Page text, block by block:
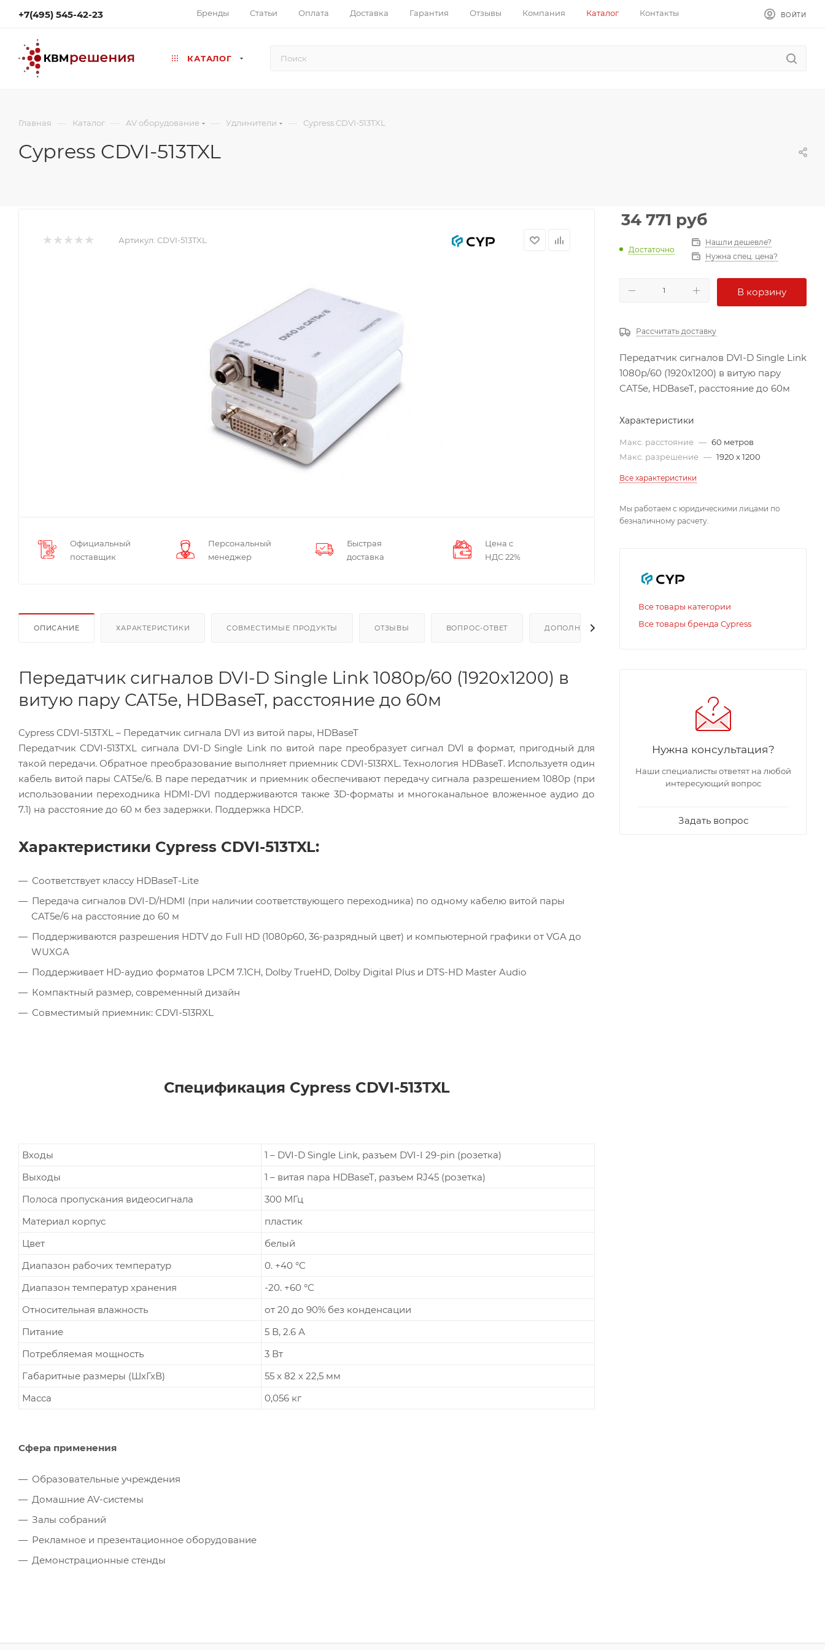
+7(495) 545-42-23 Бренды Статьи Оплата Доставка Гарантия Отзывы Компания Каталог Контакты ВОЙТИ
КАТАЛОГ
Главная — Каталог — AV оборудование — Удлинители — Cypress CDVI-513TXL
Cypress CDVI-513TXL
Артикул: CDVI-513TXL
Официальный
поставщик
Персональный
менеджер
Быстрая
доставка
Цена с
НДС 22%
ОПИСАНИЕ ХАРАКТЕРИСТИКИ СОВМЕСТИМЫЕ ПРОДУКТЫ ОТЗЫВЫ ВОПРОС-ОТВЕТ ДОПОЛНИТЕЛЬНО
Передатчик сигналов DVI-D Single Link 1080p/60 (1920х1200) в
витую пару CAT5e, HDBaseT, расстояние до 60м
Cypress CDVI-513TXL – Передатчик сигнала DVI из витой пары, HDBaseT
Передатчик CDVI-513TXL сигнала DVI-D Single Link по витой паре преобразует сигнал DVI в формат, пригодный для
такой передачи. Обратное преобразование выполняет приемник CDVI-513RXL. Технология HDBaseT. Используетя один
кабель витой пары CAT5e/6. В паре передатчик и приемник обеспечивают передачу сигнала разрешением 1080p (при
использовании переходника HDMI-DVI поддерживаются также 3D-форматы и многоканальное вложенное аудио до
7.1) на расстояние до 60 м без задержки. Поддержка HDCP.
Характеристики Cypress CDVI-513TXL:
Соответствует классу HDBaseT-Lite
Передача сигналов DVI-D/HDMI (при наличии соответствующего переходника) по одному кабелю витой пары
CAT5e/6 на расстояние до 60 м
Поддерживаются разрешения HDTV до Full HD (1080p60, 36-разрядный цвет) и компьютерной графики от VGA до
WUXGA
Поддерживает HD-аудио форматов LPCM 7.1CH, Dolby TrueHD, Dolby Digital Plus и DTS-HD Master Audio
Компактный размер, современный дизайн
Совместимый приемник: CDVI-513RXL
Спецификация Cypress CDVI-513TXL
Входы
1 – DVI-D Single Link, разъем DVI-I 29-pin (розетка)
Выходы
1 – витая пара HDBaseT, разъем RJ45 (розетка)
Полоса пропускания видеосигнала
300 МГц
Материал корпус
пластик
Цвет
белый
Диапазон рабочих температур
0. +40 °С
Диапазон температур хранения
-20. +60 °С
Относительная влажность
от 20 до 90% без конденсации
Питание
5 В, 2.6 А
Потребляемая мощность
3 Вт
Габаритные размеры (ШхГхВ)
55 х 82 x 22,5 мм
Масса
0,056 кг
Сфера применения
Образовательные учреждения
Домашние AV-системы
Залы собраний
Рекламное и презентационное оборудование
Демонстрационные стенды
34 771 руб
Достаточно
Нашли дешевле?
Нужна спец. цена?
В корзину
Рассчитать доставку
Передатчик сигналов DVI-D Single Link
1080p/60 (1920х1200) в витую пару
CAT5e, HDBaseT, расстояние до 60м
Характеристики
Макс. расстояние — 60 метров
Макс. разрешение — 1920 x 1200
Все характеристики
Мы работаем с юридическими лицами по
безналичному расчету.
Все товары категории
Все товары бренда Cypress
Нужна консультация?
Наши специалисты ответят на любой
интересующий вопрос
Задать вопрос